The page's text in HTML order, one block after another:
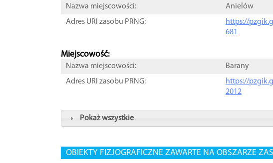
Nazwa miejscowości:
Anielów
Adres URI zasobu PRNG:
https://
681
Miejscowość:
Nazwa miejscowości:
Barany
Adres URI zasobu PRNG:
https://
2012
Pokaż wszystkie
OBIEKTY FIZJOGRAFICZNE ZAWARTE NA OBSZARZE